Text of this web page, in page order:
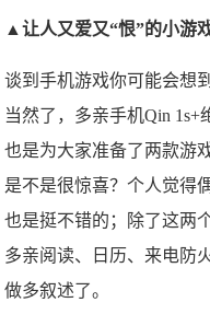
▲让人又爱又“恨”的小游
谈到手机游戏你可能会想
当然了，多亲手机Qin
也是为大家准备了两款游
是不是很惊喜？个人觉得
也是挺不错的；除了这两
多亲阅读、日历、来电防
做多叙述了。